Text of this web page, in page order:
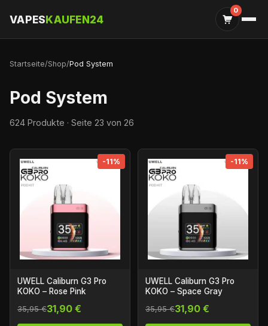
VAPESKAUFEN24
0
Startseite/Shop/Pod System
Pod System
624 Produkte · Seite 23 von 26
-11%
UWELL Caliburn G3 Pro
KOKO – Rose Pink
35,95 €31,90 €
-11%
UWELL Caliburn G3 Pro
KOKO – Space Gray
35,95 €31,90 €